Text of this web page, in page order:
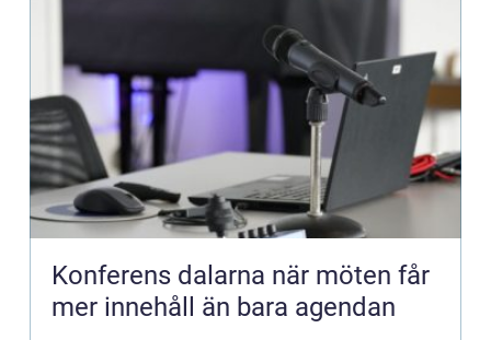
Konferens dalarna när möten får
mer innehåll än bara agendan